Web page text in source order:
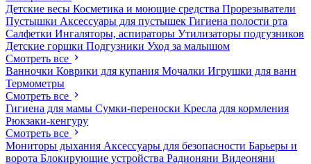
Детские весы Косметика и моющие средства Прорезыватели
Пустышки Аксессуары для пустышек Гигиена полости рта
Салфетки Ингаляторы, аспираторы Утилизаторы подгузников
Детские горшки Подгузники Уход за малышом
Смотреть все
Ванночки Коврики для купания Мочалки Игрушки для ванн
Термометры
Смотреть все
Гигиена для мамы Сумки-переноски Кресла для кормления
Рюкзаки-кенгуру
Смотреть все
Мониторы дыхания Аксессуары для безопасности Барьеры и
ворота Блокирующие устройства Радионяни Видеоняни